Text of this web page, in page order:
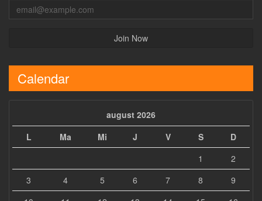
Calendar
august 2026
L
Ma Mi J V S
D
1
2
3
4 5 6 7 8
9